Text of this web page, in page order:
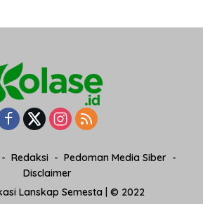
Redaksi
Pedoman Media Siber
Disclaimer
Lanskap Semesta | © 2022